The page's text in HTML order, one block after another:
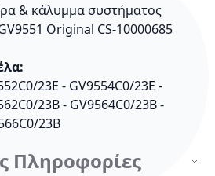
& κάλυμμα συστήματος
Original CS-10000685
23E - GV9554C0/23E -
23B - GV9564C0/23B -
23B
Πληροφορίες